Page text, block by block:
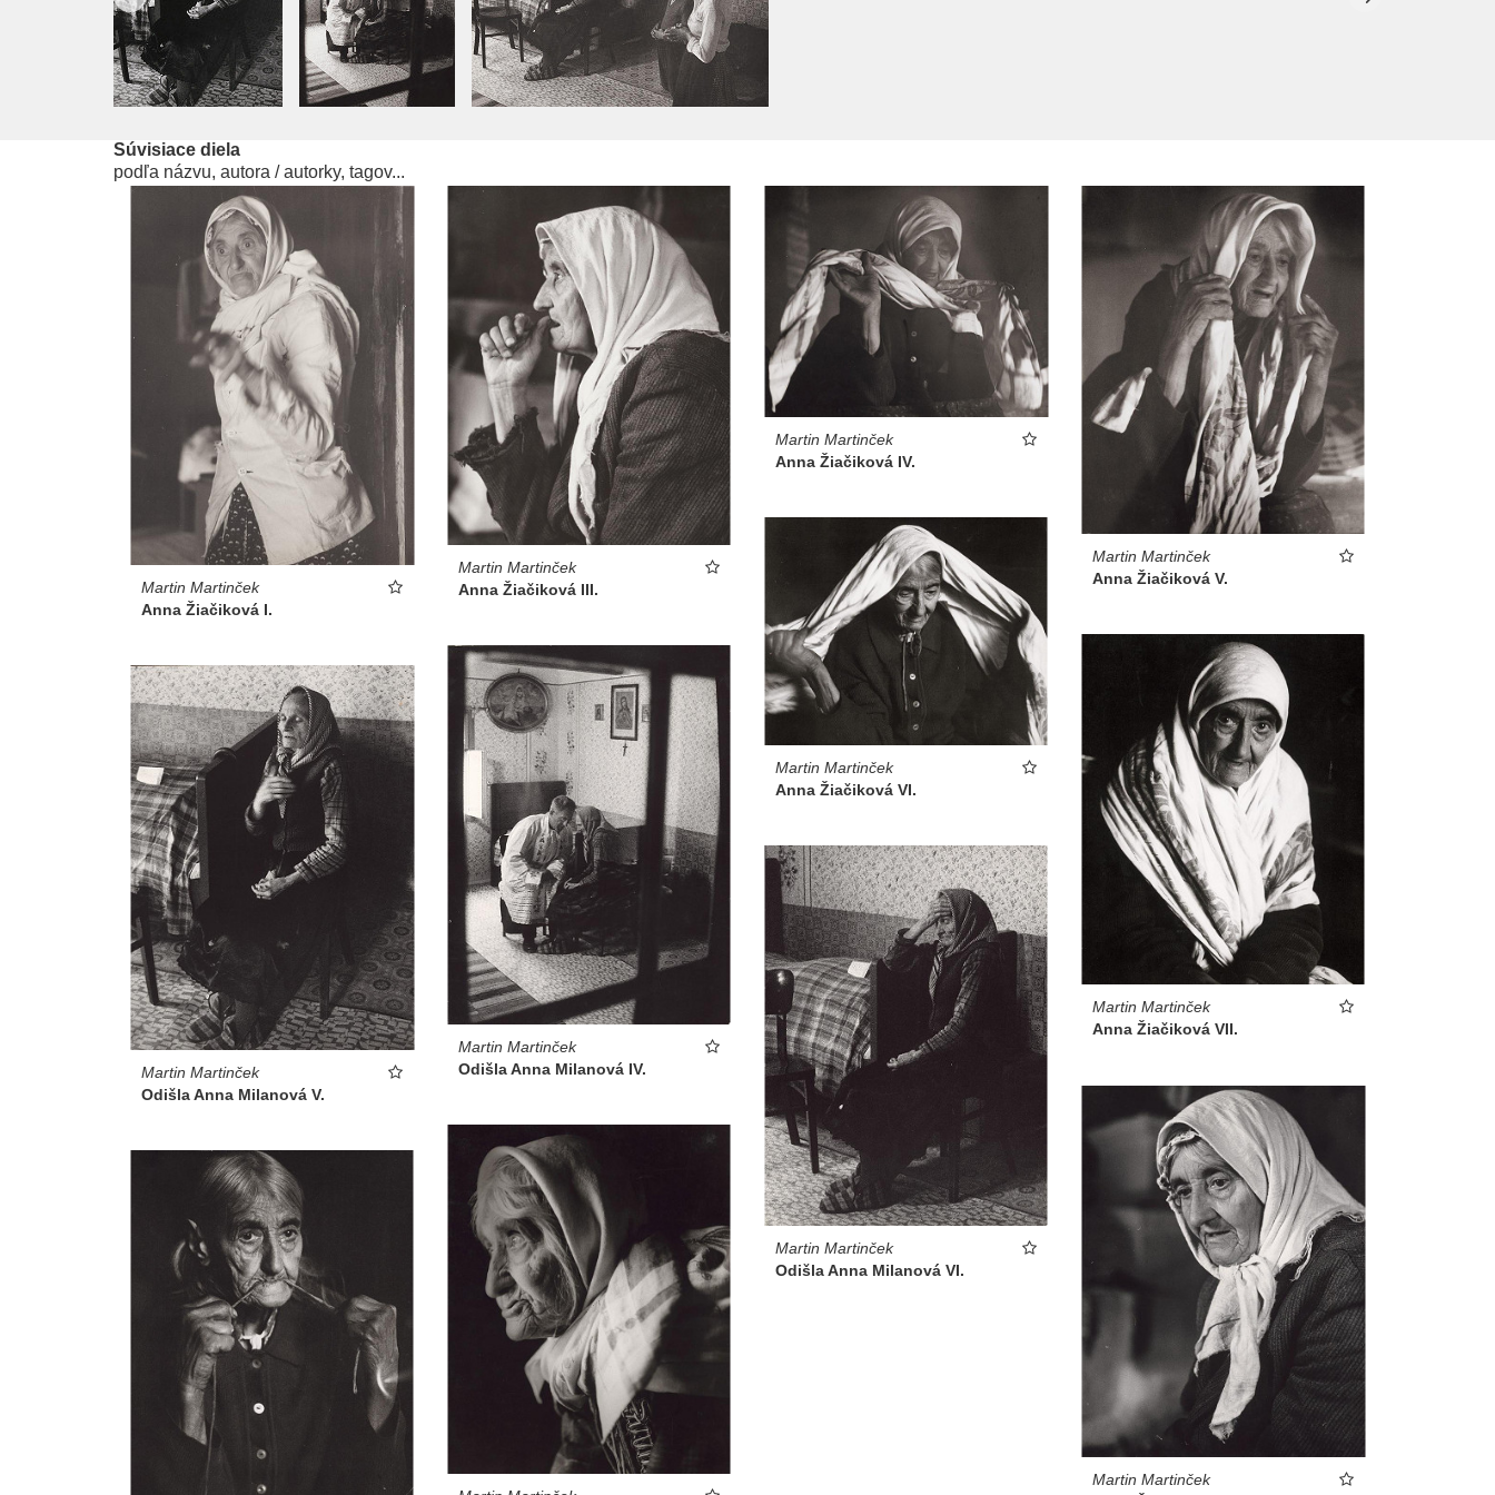
Súvisiace diela
podľa názvu, autora / autorky, tagov...
Martin Martinček
Anna Žiačiková I.
Martin Martinček
Anna Žiačiková III.
Martin Martinček
Anna Žiačiková IV.
Martin Martinček
Anna Žiačiková V.
Martin Martinček
Anna Žiačiková VI.
Martin Martinček
Anna Žiačiková VII.
Martin Martinček
Odišla Anna Milanová IV.
Martin Martinček
Odišla Anna Milanová V.
Martin Martinček
Odišla Anna Milanová VI.
Martin Martinček